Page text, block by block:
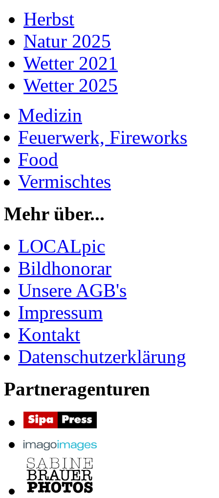
Herbst
Natur 2025
Wetter 2021
Wetter 2025
Medizin
Feuerwerk, Fireworks
Food
Vermischtes
Mehr über...
LOCALpic
Bildhonorar
Unsere AGB's
Impressum
Kontakt
Datenschutzerklärung
Partneragenturen